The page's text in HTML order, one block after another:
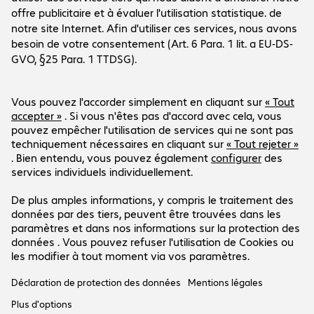
Le groupe
Le groupe
Sites Bechtle
Presse
Relations investisseurs
Service clients
Conditions de livraison et de paiement
Centre d'aide
Newsletter
Social Media
Facebook
LinkedIn
Notre offre est exclusivement destinée aux
clients professionnels et publics.
Les prix se comprennent en EUR hors TVA en
vigueur.
Mentions légales
Déclaration de protection des
données
CGV